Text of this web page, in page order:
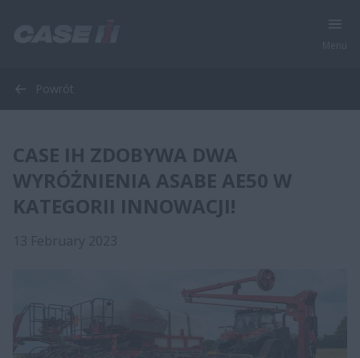
Powrót
CASE IH ZDOBYWA DWA
WYRÓŻNIENIA ASABE AE50 W
KATEGORII INNOWACJI!